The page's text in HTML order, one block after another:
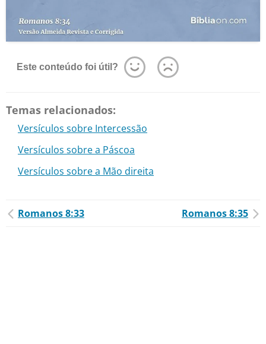
Este conteúdo foi útil?
Temas relacionados:
Versículos sobre Intercessão
Versículos sobre a Páscoa
Versículos sobre a Mão direita
Romanos 8:33 Romanos 8:35